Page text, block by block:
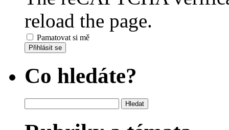
reload the page.
Pamatovat si mě
Přihlásit se
Co hledáte?